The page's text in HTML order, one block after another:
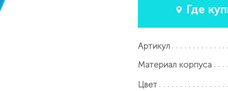
Где
Артикул
Материал корпуса
Цвет